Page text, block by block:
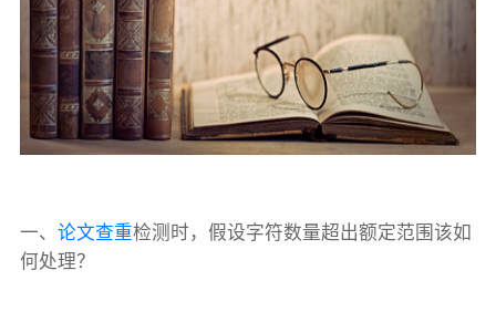
一、 论文查重检测时，假设字符数量超出额定范围该如
何处理？